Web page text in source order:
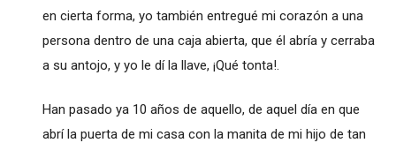
en cierta forma, yo también entregué mi corazón a una
persona dentro de una caja abierta, que él abría y cerraba
a su antojo, y yo le dí la llave, ¡Qué tonta!.
Han pasado ya 10 años de aquello, de aquel día en que
abrí la puerta de mi casa con la manita de mi hijo de tan